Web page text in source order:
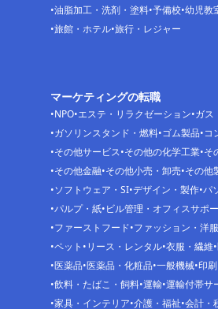
油脂加工・洗剤・塗料 予備校 幼児教
旅館・ホテル 旅行・レジャー
マーケティングの転職
NPO エステ・リラクゼーション ガス
ガソリンスタンド・燃料 ゴム製品 コ
その他サービス その他の化学工業 そ
その他金融 その他小売・卸売 その他
ソフトウェア・SI デザイン・製作 パ
パルプ・紙 ビル管理・オフィスサポ
ファーストフード ファッション・洋服
ペット リース・レンタル 衣服・繊維
医薬品 医薬品・化粧品 一般機械 印刷
飲料・たばこ・飼料 運輸 運輸付帯サ
家具・インテリア 介護・福祉 会計・